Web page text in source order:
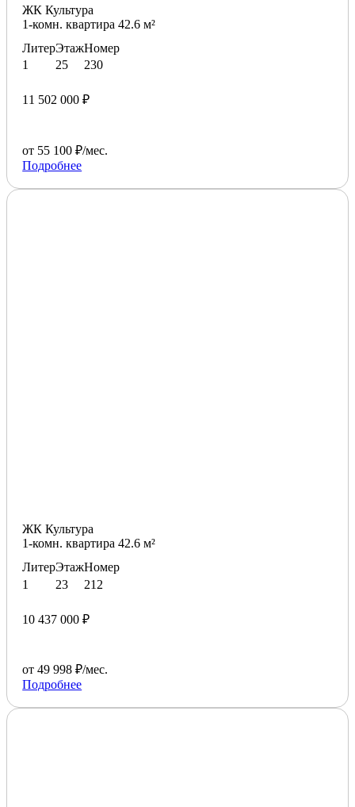
ЖК Культура
1-комн. квартира 42.6 м²
Литер
1
Этаж
25
Номер
230
11 502 000 ₽
от 55 100 ₽/мес.
Подробнее
ЖК Культура
1-комн. квартира 42.6 м²
Литер
1
Этаж
23
Номер
212
10 437 000 ₽
от 49 998 ₽/мес.
Подробнее